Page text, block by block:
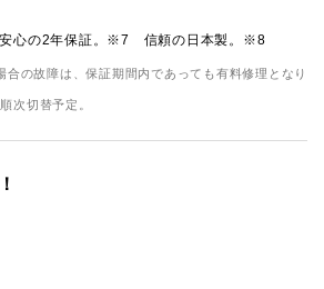
安心の2年保証。※7 信頼の日本製。※8
の故障は、保証期間内であっても有料修理となり
次切替予定。